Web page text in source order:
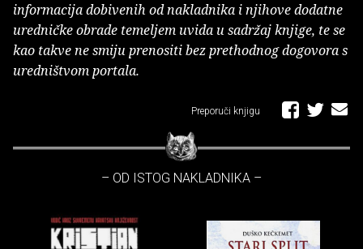
informacija dobivenih od nakladnika i njihove dodatne
uredničke obrade temeljem uvida u sadržaj knjige, te se
kao takve ne smiju prenositi bez prethodnog dogovora s
uredništvom portala.
Preporuči knjigu
– OD ISTOG NAKLADNIKA –